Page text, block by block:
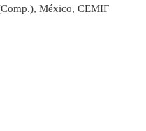
México, CEMIF